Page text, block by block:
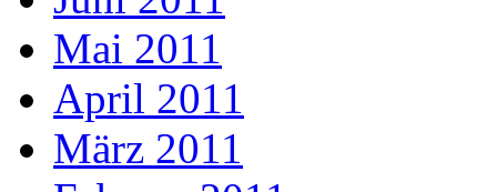
Mai 2011
April 2011
März 2011